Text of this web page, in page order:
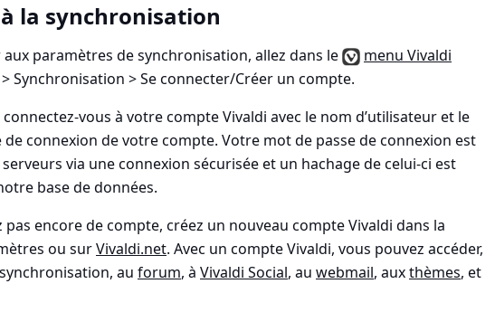
la synchronisation
aux paramètres de synchronisation, allez dans le
menu Vivaldi
> Synchronisation > Se connecter/Créer un compte.
connectez-vous à votre compte Vivaldi avec le nom d’utilisateur et le
de connexion de votre compte. Votre mot de passe de connexion est
via une connexion sécurisée et un hachage de celui-ci est
base de données.
pas encore de compte, créez un nouveau compte Vivaldi dans la
ou surVivaldi.net. Avec un compte Vivaldi, vous pouvez accéder,
au forum, à Vivaldi Social, au webmail, auxthèmes, et